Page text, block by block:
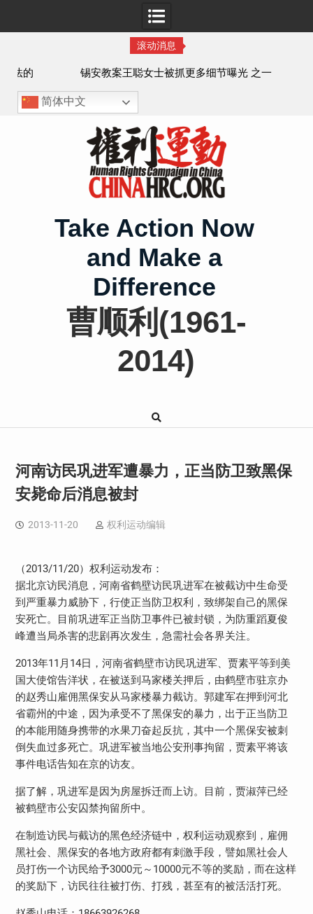
滚动消息
锡安教案王聪女士被抓更多细节曝光 之一
简体中文
Take Action Now
and Make a
Difference
曹顺利(1961-
2014)
河南访民巩进军遭暴力，正当防卫致黑保
安毙命后消息被封
2013-11-20 权利运动编辑
（2013/11/20）权利运动发布：
据北京访民消息，河南省鹤壁访民巩进军在被截访中生命受
到严重暴力威胁下，行使正当防卫权利，致绑架自己的黑保
安死亡。目前巩进军正当防卫事件已被封锁，为防重蹈夏俊
峰遭当局杀害的悲剧再次发生，急需社会各界关注。
2013年11 月 14日，河南省鹤壁市访民巩进军、贾素平等到美
国大使馆告洋状，在被送到马家楼关押后，由鹤壁市驻京办
的赵秀山雇佣黑保安从马家楼暴力截访。郭建军在押到河北
省霸州的中途，因为承受不了黑保安的暴力，出于正当防卫
的本能用随身携带的水果刀奋起反抗，其中一个黑保安被刺
倒失血过多死亡。巩进军被当地公安刑事拘留，贾素平将该
事件电话告知在京的访友。
据了解，巩进军是因为房屋拆迁而上访。目前，贾淑萍已经
被鹤壁市公安囚禁拘留所中。
在制造访民与截访的黑色经济链中，权利运动观察到，雇佣
黑社会、黑保安的各地方政府都有刺激手段，譬如黑社会人
员打伤一个访民给予3000元～ 10000元不等的奖励，而在这样
的奖励下，访民往往被打伤、打残，甚至有的被活活打死。